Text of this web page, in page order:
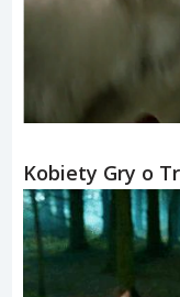
Kobiety Gry o